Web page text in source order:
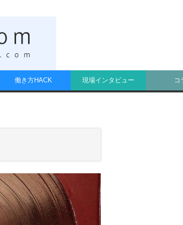
働き方HACK 現場インタビュー コ